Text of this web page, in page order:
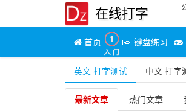
在线打字
首页 键盘练习
英文 打字测试 中文 打字
最新文章 热门文章